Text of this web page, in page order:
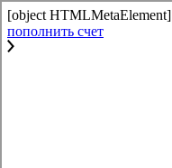
[object HTMLMetaElement]
пополнить счет